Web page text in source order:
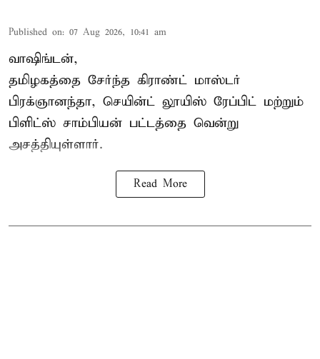
Published on: 07 Aug 2026, 10:41 am
வாஷிங்டன்,
தமிழகத்தை சேர்ந்த கிராண்ட் மாஸ்டர்
பிரக்ஞானந்தா, செயின்ட் லூயிஸ் ரேப்பிட் மற்றும்
பிளிட்ஸ் சாம்பியன் பட்டத்தை வென்று
அசத்தியுள்ளார்.
Read More